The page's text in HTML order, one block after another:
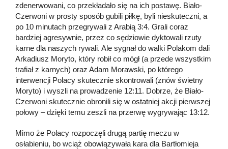
zdenerwowani, co przekładało się na ich postawę. Biało-
Czerwoni w prosty sposób gubili piłkę, byli nieskuteczni, a
po 10 minutach przegrywali z Arabią 3:4. Grali coraz
bardziej agresywnie, przez co sędziowie dyktowali rzuty
karne dla naszych rywali. Ale sygnał do walki Polakom dali
Arkadiusz Moryto, który robił co mógł (a przede wszystkim
trafiał z karnych) oraz Adam Morawski, po którego
interwencji Polacy skutecznie skontrowali (znów świetny
Moryto) i wyszli na prowadzenie 12:11. Dobrze, że Biało-
Czerwoni skutecznie obronili się w ostatniej akcji pierwszej
połowy – dzięki temu zeszli na przerwę wygrywając 13:12.
Mimo że Polacy rozpoczęli drugą partię meczu w
osłabieniu, bo wciąż obowiązywała kara dla Bartłomieja